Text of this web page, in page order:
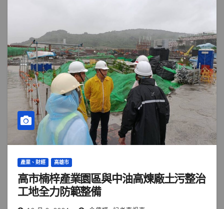
產業、財經 高雄市
高市楠梓產業園區與中油高煉廠土污整治
工地全力防範整備